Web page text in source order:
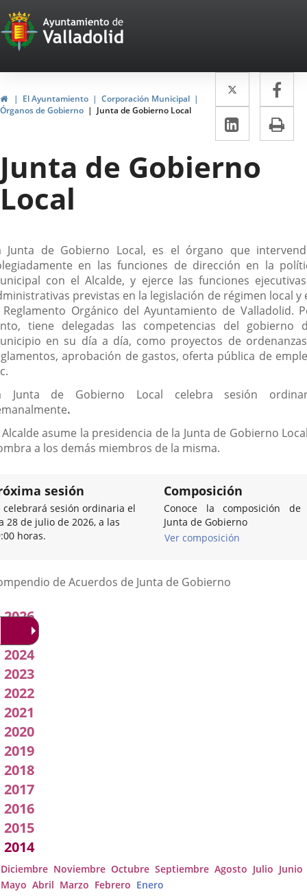
Portal
Web
del
Ayuntamiento
de
Valladolid
InicioEl Ayuntamiento
Corporación Municipal
Órganos de Gobierno
Junta de Gobierno Local
Twitter
Enlace
a
una
externa.
a
LinkedIn
Enlace
a
una
Junta de Gobierno
Local
Junta de Gobierno Local, es el órgano que
en las funciones de dirección en la
con el Alcalde, y ejerce las funciones
previstas en la legislación de régimen local y
Orgánico del Ayuntamiento de Valladolid.
tiene delegadas las competencias del gobierno
en su día a día, como proyectos de
aprobación de gastos, oferta pública de
Junta de Gobierno Local celebra sesión
.
Alcalde asume la presidencia de la Junta de Gobierno
a los demás miembros de la misma.
sesión
celebrará sesión ordinaria el
28 de julio de 2026, a las
horas.
Composición
Conoce la composición de
Junta de Gobierno
Ver composición
de Acuerdos de Junta de Gobierno
2026
2025
2024
2023
2022
2021
2020
2019
2018
2017
2016
2015
2014
Diciembre Noviembre Octubre Septiembre Agosto Julio Junio
Mayo Abril Marzo Febrero Enero